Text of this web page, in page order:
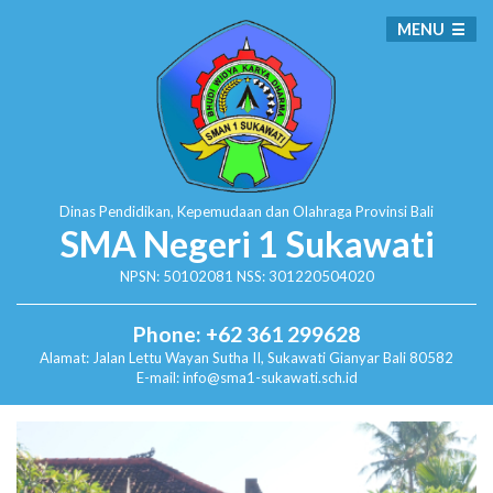
Dinas Pendidikan, Kepemudaan dan Olahraga Provinsi Bali
SMA Negeri 1 Sukawati
NPSN: 50102081 NSS: 301220504020
Phone: +62 361 299628
Alamat: Jalan Lettu Wayan Sutha II, SukawatiGianyar Bali 80582
E-mail: info@sma1-sukawati.sch.id
MENU